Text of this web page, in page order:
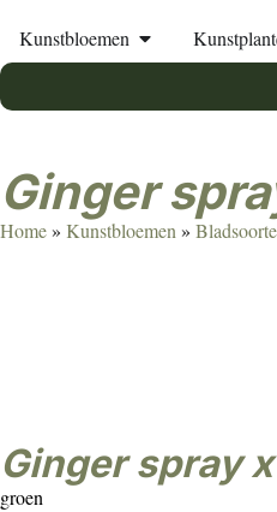
Kunstbloemen
ginger
Home» Kunstbloemen »
ginger spray
groen